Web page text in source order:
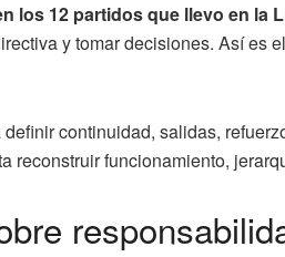
los 12 partidos que llevo en la
y tomar decisiones. Así es
continuidad, salidas,
reconstruir funcionamiento,